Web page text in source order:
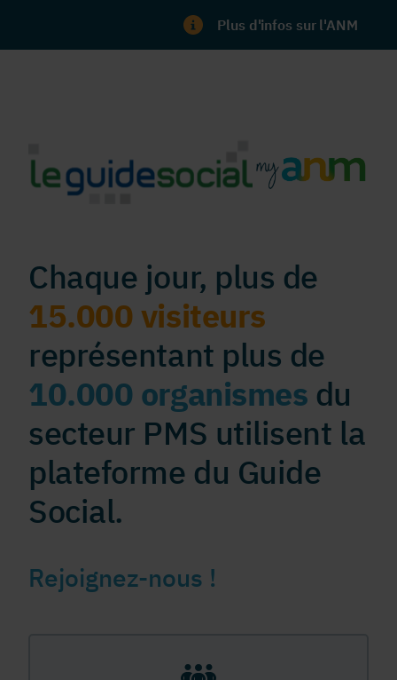
Plus d'infos sur l'ANM
Chaque jour, plus de
15.000 visiteurs
représentant plus de
10.000 organismes du
secteur PMS utilisent la
plateforme du Guide
Social.
Rejoignez-nous !